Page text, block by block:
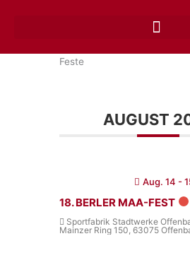
Feste
AUGUST
Aug. 14 -
18. BERLER MAA-FEST
Sportfabrik Stadtwerke
Mainzer Ring 150, 63075